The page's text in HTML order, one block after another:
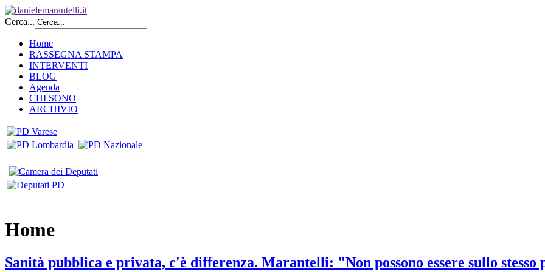
Cerca...
Home
RASSEGNA STAMPA
INTERVENTI
BLOG
Agenda
CHI SONO
ARCHIVIO
Home
Sanità pubblica e privata, c'è differenza. Marantelli: "Non possono essere sullo stesso